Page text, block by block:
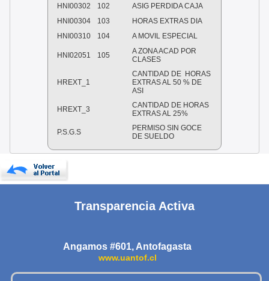
HNI00302
102
ASIG PERDIDA CAJA
HNI00304
103
HORAS EXTRAS DIA
HNI00310
104 A MOVIL ESPECIAL
HNI02051 105
A ZONA ACAD POR
CLASES
HREXT_1
CANTIDAD DE HORAS
EXTRAS AL 50 % DE
ASI
HREXT_3
CANTIDAD DE HORAS
EXTRAS AL 25%
P.S.G.S
PERMISO SIN GOCE
DE SUELDO
Transparencia Activa
Angamos #601, Antofagasta
www.uantof.cl